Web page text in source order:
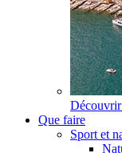
Découvrir
Que faire
Sport et